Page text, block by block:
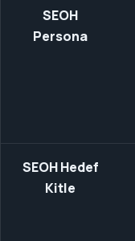
SEOH
Persona
SEOH Hedef
Kitle